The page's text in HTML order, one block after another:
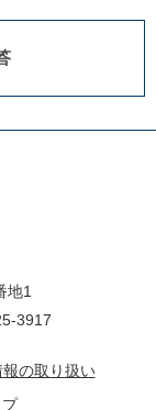
地1
3917
の取り扱い